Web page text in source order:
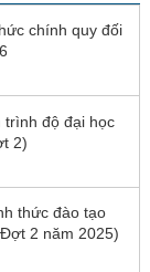
chính quy đối
trình độ đại học
2)
thức đào tạo
2 năm 2025)